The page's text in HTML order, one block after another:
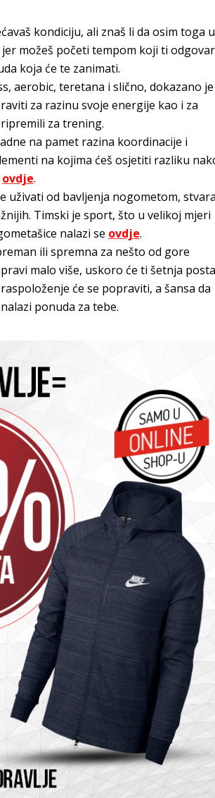
kondiciju, ali znaš li da osim toga u
možeš početi tempom koji ti
koja će te zanimati.
aerobic, teretana i slično, dokazano je
za razinu svoje energije kao i za
za trening.
na pamet razina koordinacije i
na kojima ćeš osjetiti razliku
ovdje.
uživati od bavljenja nogometom,
Timski je sport, što u velikoj mjeri
nalazi se ovdje.
ili spremna za nešto od gore
malo više, uskoro će ti šetnja
će se popraviti, a šansa da
ponuda za tebe.